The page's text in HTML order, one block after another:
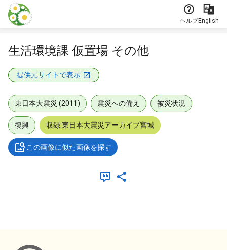
本文に飛ぶ
ヘルプEnglish
生活環境課 仮置場 その他
提供元サイトで表示
東日本大震災 (2011) 震災への備え 被災状況
復興 収録:東日本大震災アーカイブ宮城
この画像に似た画像を探す